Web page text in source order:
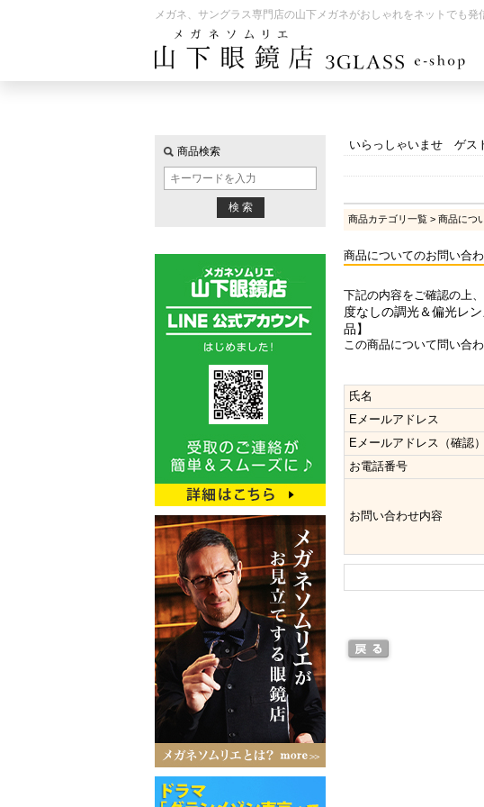
メガネ、サングラス専門店の山下メガネがおしゃれをネットでも発
商品検索
いらっしゃいませ ゲス
商品カテゴリ一覧 > 商品につ
商品についてのお問い合
下記の内容をご確認の上
度なしの調光＆偏光レ
品】
この商品について問い合
氏名
Eメールアドレス
Eメールアドレス（確認）
お電話番号
お問い合わせ内容